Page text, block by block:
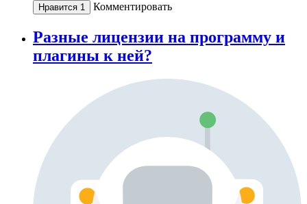
Нравится 1 Комментировать
Разные лицензии на программу и
плагины к ней?